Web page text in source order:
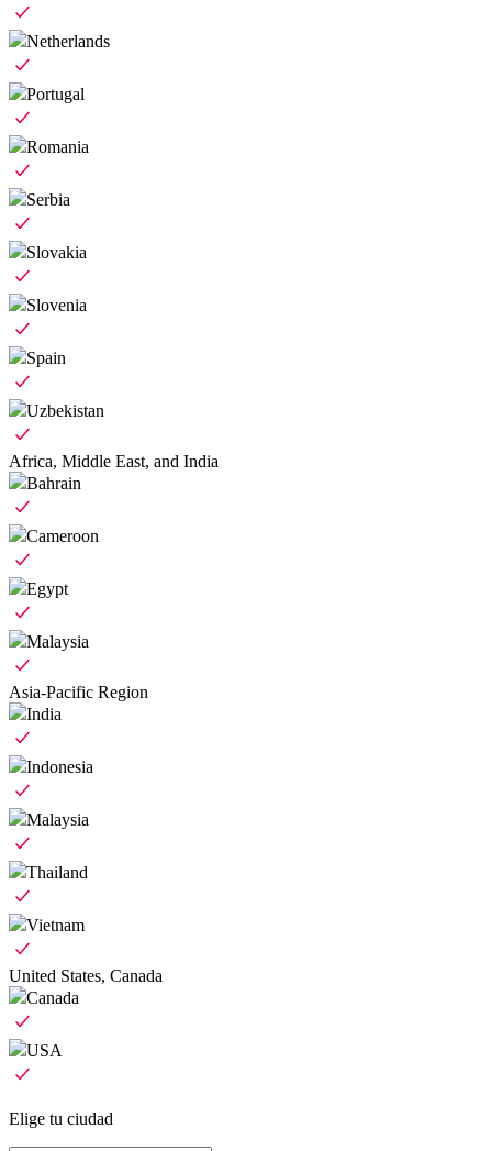
Netherlands
Portugal
Romania
Serbia
Slovakia
Slovenia
Spain
Uzbekistan
Africa, Middle East, and India
Bahrain
Cameroon
Egypt
Malaysia
Asia-Pacific Region
India
Indonesia
Malaysia
Thailand
Vietnam
United States, Canada
Canada
USA
Elige tu ciudad